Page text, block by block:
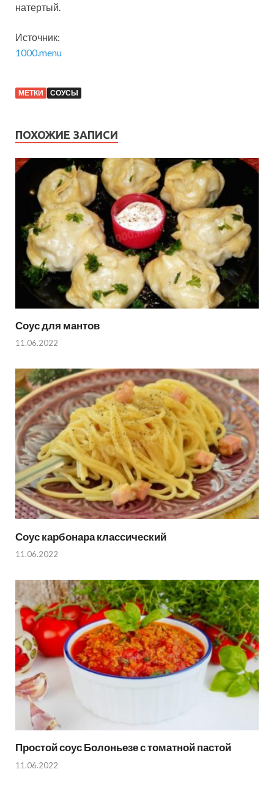
натертый.
Источник:
1000.menu
МЕТКИ СОУСЫ
ПОХОЖИЕ ЗАПИСИ
Соус для мантов
11.06.2022
Соус карбонара классический
11.06.2022
Простой соус Болоньезе с томатной пастой
11.06.2022